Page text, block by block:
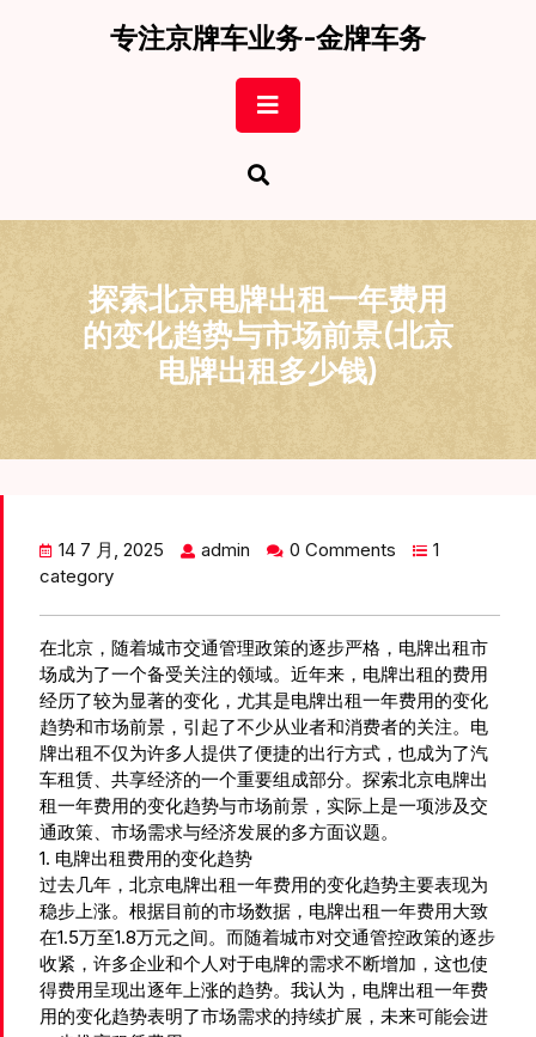
专注京牌车业务-金牌车务
Button
探索北京电牌出租一年费用
的变化趋势与市场前景(北京
电牌出租多少钱)
14 7 月, 2025 admin 0 Comments
1
category
在北京，随着城市交通管理政策的逐步严格，电牌出租市
场成为了一个备受关注的领域。近年来，电牌出租的费用
经历了较为显著的变化，尤其是电牌出租一年费用的变化
趋势和市场前景，引起了不少从业者和消费者的关注。电
牌出租不仅为许多人提供了便捷的出行方式，也成为了汽
车租赁、共享经济的一个重要组成部分。探索北京电牌出
租一年费用的变化趋势与市场前景，实际上是一项涉及交
通政策、市场需求与经济发展的多方面议题。
1. 电牌出租费用的变化趋势
过去几年，北京电牌出租一年费用的变化趋势主要表现为
稳步上涨。根据目前的市场数据，电牌出租一年费用大致
在1.5万至1.8万元之间。而随着城市对交通管控政策的逐步
收紧，许多企业和个人对于电牌的需求不断增加，这也使
得费用呈现出逐年上涨的趋势。我认为，电牌出租一年费
用的变化趋势表明了市场需求的持续扩展，未来可能会进